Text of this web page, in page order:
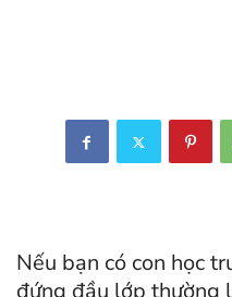
Nếu bạn có con học